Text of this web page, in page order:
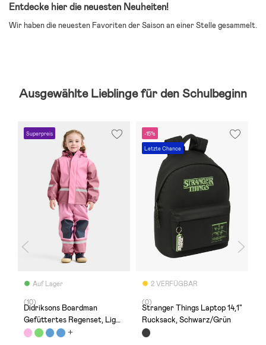
Entdecke hier die neuesten Neuheiten!
Wir haben die neuesten Favoriten der Saison an einer Stelle gesammelt.
Ausgewählte Lieblinge für den Schulbeginn
Superpreis
Auf Lager
(10)
Didriksons Boardman
Gefüttertes Regenset, Light
Heather Pink
-15%
Letzte Chance
2 VERFÜGBAR
(0)
Stranger Things Laptop 14,1"
Rucksack, Schwarz/Grün